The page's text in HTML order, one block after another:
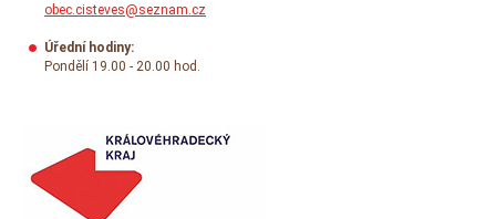
obec.cisteves@seznam.cz
Úřední hodiny:
Pondělí 19.00 - 20.00 hod.